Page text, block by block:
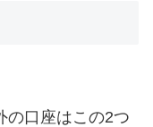
の口座はこの2つ